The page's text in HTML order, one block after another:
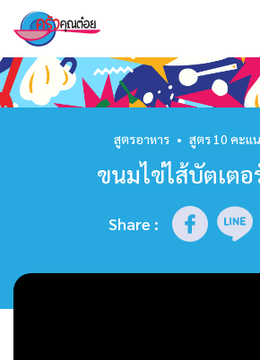
หน้าแรก
รายการย้อนหลัง
สูตรอาหาร • สูตร 10 คะแ
ขนมไข่ไส้บัตเตอ
Share :